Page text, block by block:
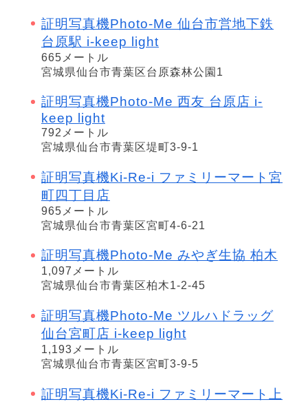
証明写真機Photo-Me 仙台市営地下鉄
台原駅 i-keep light
665メートル
宮城県仙台市青葉区台原森林公園1
証明写真機Photo-Me 西友 台原店 i-
keep light
792メートル
宮城県仙台市青葉区堤町3-9-1
証明写真機Ki-Re-i ファミリーマート宮
町四丁目店
965メートル
宮城県仙台市青葉区宮町4-6-21
証明写真機Photo-Me みやぎ生協 柏木
1,097メートル
宮城県仙台市青葉区柏木1-2-45
証明写真機Photo-Me ツルハドラッグ
仙台宮町店 i-keep light
1,193メートル
宮城県仙台市青葉区宮町3-9-5
証明写真機Ki-Re-i ファミリーマート上